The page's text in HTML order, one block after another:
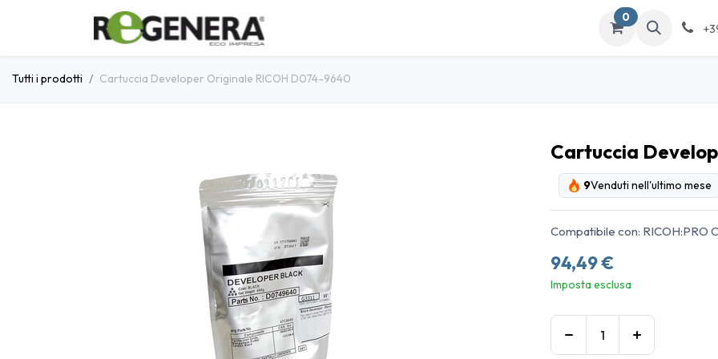
Passa al contenuto
0
Tutti i prodotti Cartuccia Developer Originale RICOH D074-9640
Cartuccia
9Venduti nell'ultimo mese
Compatibile con: RICOH:PRO
94,49€
Imposta esclusa